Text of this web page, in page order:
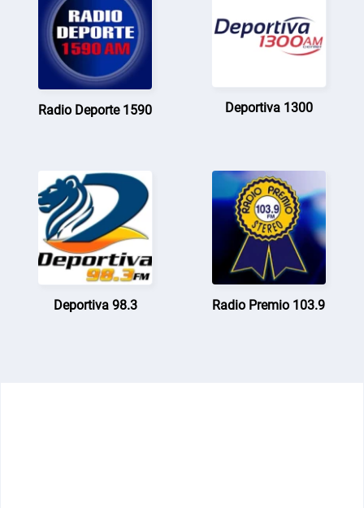
Radio Deporte 1590 Deportiva 1300
Deportiva 98.3 Radio Premio 103.9